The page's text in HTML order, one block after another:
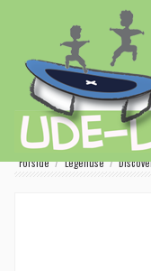
Forside Legehuse